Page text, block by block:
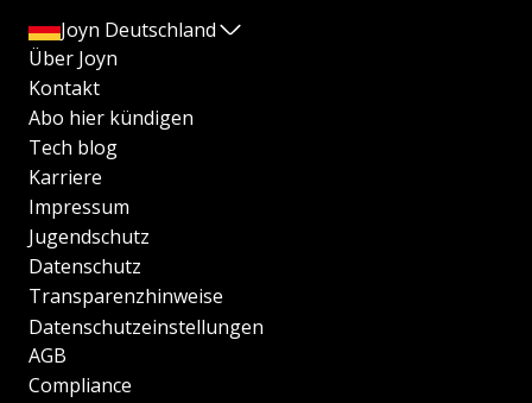
Joyn Deutschland
Über Joyn
Kontakt
Abo hier kündigen
Tech blog
Karriere
Impressum
Jugendschutz
Datenschutz
Transparenzhinweise
Datenschutzeinstellungen
AGB
Compliance